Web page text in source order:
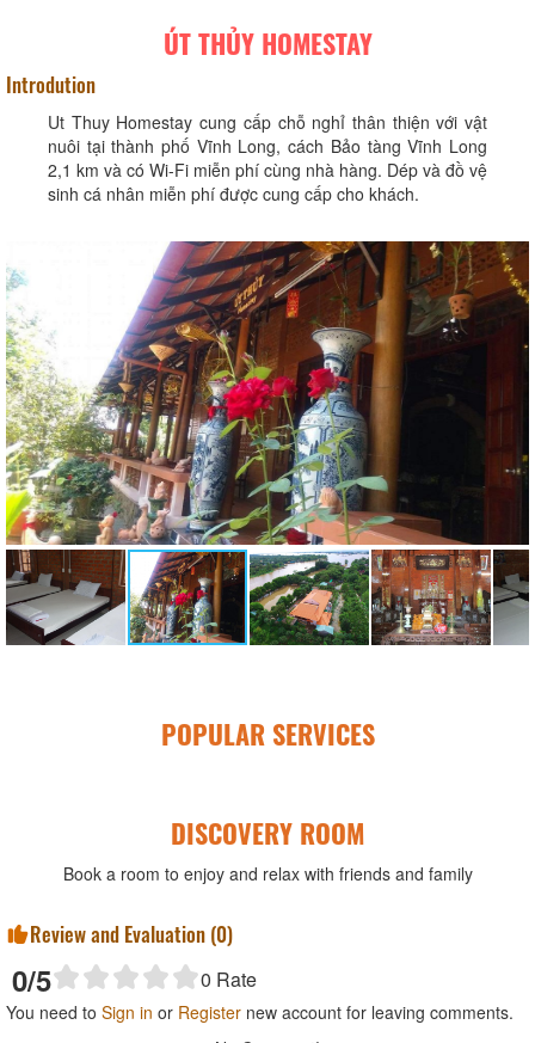
ÚT THỦY HOMESTAY
Introdution
Ut Thuy Homestay cung cấp chỗ nghỉ thân thiện với vật
nuôi tại thành phố Vĩnh Long, cách Bảo tàng Vĩnh Long
2,1 km và có Wi-Fi miễn phí cùng nhà hàng. Dép và đồ vệ
sinh cá nhân miễn phí được cung cấp cho khách.
POPULAR SERVICES
DISCOVERY ROOM
Book a room to enjoy and relax with friends and family
Review and Evaluation (0)
0/5 0 Rate
You need to Sign in or Register new account for leaving comments.